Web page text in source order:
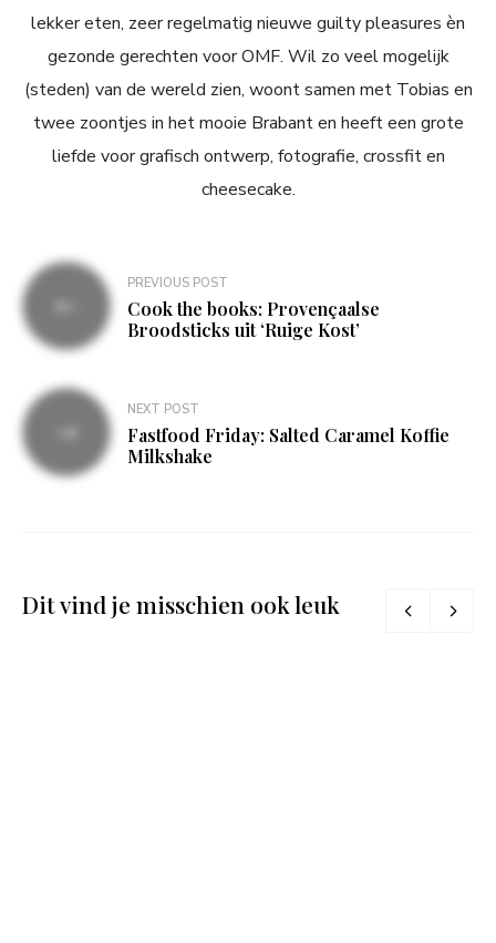
lekker eten, zeer regelmatig nieuwe guilty pleasures èn
gezonde gerechten voor OMF. Wil zo veel mogelijk
(steden) van de wereld zien, woont samen met Tobias en
twee zoontjes in het mooie Brabant en heeft een grote
liefde voor grafisch ontwerp, fotografie, crossfit en
cheesecake.
Bericht
navigatie
PREVIOUS POST
Cook the books: Provençaalse
Broodsticks uit ‘Ruige Kost’
NEXT POST
Fastfood Friday: Salted Caramel Koffie
Milkshake
Dit vind je misschien ook leuk